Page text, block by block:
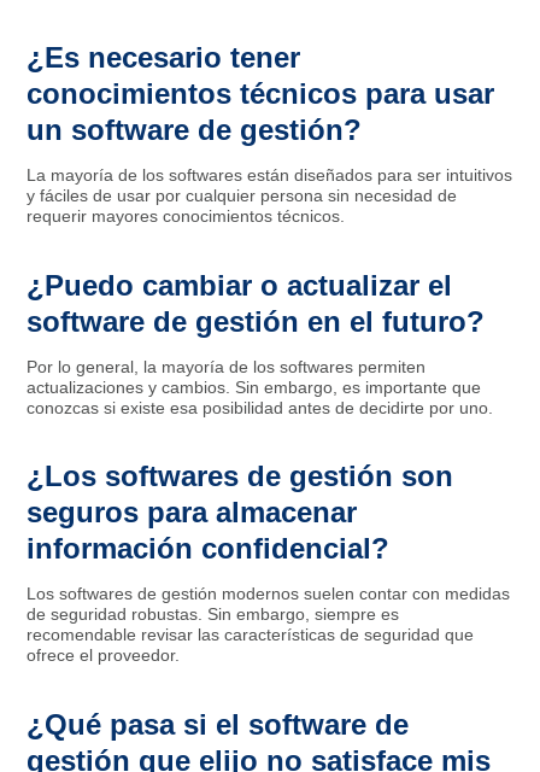
¿Es necesario tener
conocimientos técnicos para usar
un software de gestión?
La mayoría de los softwares están diseñados para ser intuitivos
y fáciles de usar por cualquier persona sin necesidad de
requerir mayores conocimientos técnicos.
¿Puedo cambiar o actualizar el
software de gestión en el futuro?
Por lo general, la mayoría de los softwares permiten
actualizaciones y cambios. Sin embargo, es importante que
conozcas si existe esa posibilidad antes de decidirte por uno.
¿Los softwares de gestión son
seguros para almacenar
información confidencial?
Los softwares de gestión modernos suelen contar con medidas
de seguridad robustas. Sin embargo, siempre es
recomendable revisar las características de seguridad que
ofrece el proveedor.
¿Qué pasa si el software de
gestión que elijo no satisface mis